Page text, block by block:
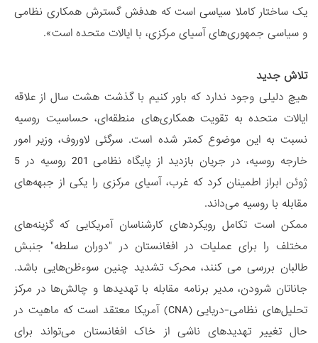
یک ساختار کاملا سیاسی است که هدفش گسترش همکاری نظامی
و سیاسی جمهوری‌های آسیای مرکزی، با ایالات متحده است».
تلاش جدید
هیچ دلیلی وجود ندارد که باور کنیم با گذشت هشت سال از علاقه
ایالات متحده به تقویت همکاری‌های منطقه‌ای، حساسیت روسیه
نسبت به این موضوع کمتر شده است. سرگئی لاوروف، وزیر امور
خارجه روسیه، در جریان بازدید از پایگاه نظامی 201 روسیه در 5
ژوئن ابراز اطمینان کرد که غرب، آسیای مرکزی را یکی از جبهه‌های
مقابله با روسیه می‌داند.
ممکن است تکامل رویکردهای کارشناسان آمریکایی که گزینه‌های
مختلف را برای عملیات در افغانستان در "دوران سلطه" جنبش
طالبان بررسی می کنند، محرک تشدید چنین سوءظن‌هایی باشد.
جاناتان شرودن، مدیر برنامه مقابله با تهدیدها و چالش‌ها در مرکز
تحلیل‌های نظامی-دریایی (CNA) آمریکا معتقد است که ماهیت در
حال تغییر تهدیدهای ناشی از خاک افغانستان می‌تواند برای